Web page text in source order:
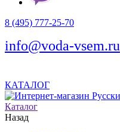
8 (495) 777-25-70
info@voda-vsem.ru
КАТАЛОГ
Каталог
Назад